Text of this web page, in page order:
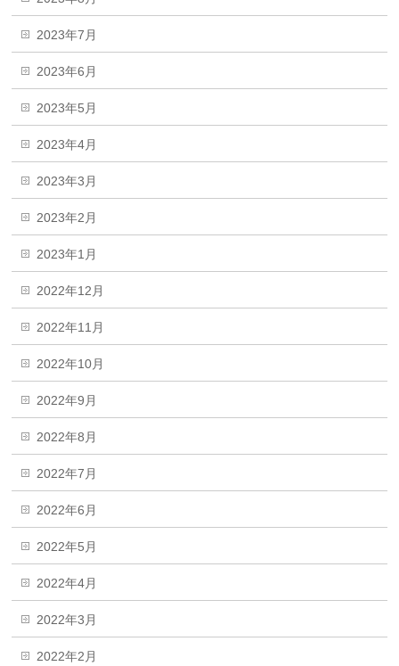
2023年7月
2023年6月
2023年5月
2023年4月
2023年3月
2023年2月
2023年1月
2022年12月
2022年11月
2022年10月
2022年9月
2022年8月
2022年7月
2022年6月
2022年5月
2022年4月
2022年3月
2022年2月